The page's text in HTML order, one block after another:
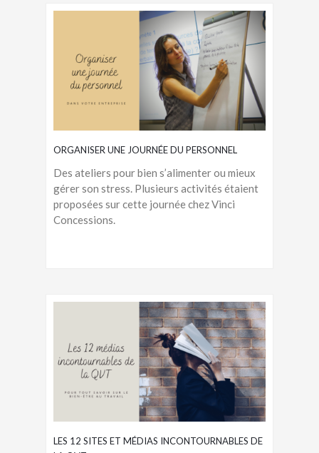
ORGANISER UNE JOURNÉE DU PERSONNEL
Des ateliers pour bien s’alimenter ou mieux
gérer son stress. Plusieurs activités étaient
proposées sur cette journée chez Vinci
Concessions.
LES 12 SITES ET MÉDIAS INCONTOURNABLES DE